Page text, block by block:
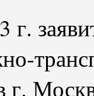
г.
г.